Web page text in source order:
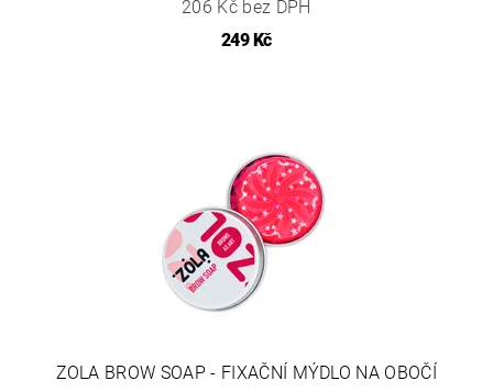
206 Kč bez DPH
249 Kč
ZOLA BROW SOAP - FIXAČNÍ MÝDLO NA OBOČÍ